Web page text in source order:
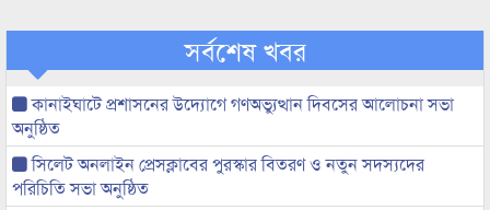
সর্বশেষ খবর
কানাইঘাটে প্রশাসনের উদ্যোগে গণঅভ্যুত্থান দিবসের আলোচনা সভা
অনুষ্ঠিত
সিলেট অনলাইন প্রেসক্লাবের পুরস্কার বিতরণ ও নতুন সদস্যদের
পরিচিতি সভা অনুষ্ঠিত